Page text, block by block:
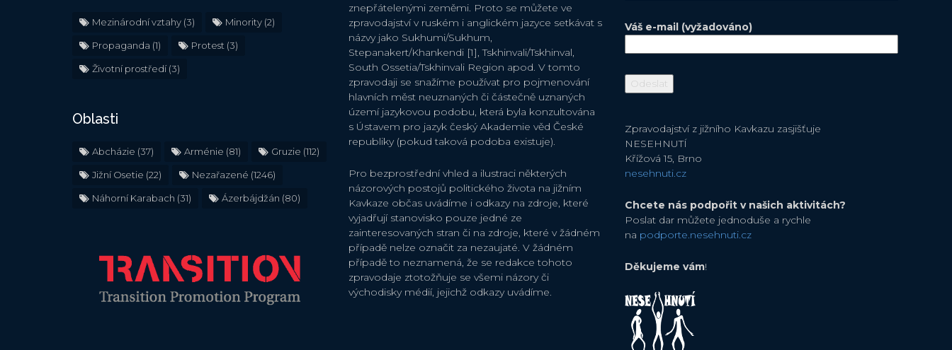
Mezinárodní vztahy (3) Minority (2)
Propaganda (1) Protest (3)
Životní prostředí(3)
Oblasti
Abcházie (37) Arménie (81) Gruzie (112)
Jižní Osetie (22) Nezařazené (1246)
Náhorní Karabach (31) Ázerbájdžán (80)
znepřátelenými zeměmi. Proto se můžete ve
zpravodajství v ruském i anglickém jazyce setkávat s
názvy jako Sukhumi/Sukhum,
Stepanakert/Khankendi [1], Tskhinvali/Tskhinval,
South Ossetia/Tskhinvali Region apod. V tomto
zpravodaji se snažíme používat pro pojmenování
hlavních měst neuznaných či částečně uznaných
území jazykovou podobu, která byla konzultována
s Ústavem pro jazyk český Akademie věd České
republiky (pokud taková podoba existuje).
Pro bezprostřední vhled a ilustraci některých
názorových postojů politického života na jižním
Kavkaze občas uvádíme i odkazy na zdroje, které
vyjadřují stanovisko pouze jedné ze
zainteresovaných stran či na zdroje, které v žádném
případě nelze označit za nezaujaté. V žádném
případě to neznamená, že se redakce tohoto
zpravodaje ztotožňuje se všemi názory či
východisky médií, jejichž odkazy uvádíme.
Váš e-mail (vyžadováno)
Zpravodajství z jižního Kavkazu zasjišťuje
NESEHNUTÍ
Křížová 15, Brno
nesehnuti.cz
Chcete nás podpořit v našich aktivitách?
Poslat dar můžete jednoduše a rychle
na podporte.nesehnuti.cz
Děkujeme vám!